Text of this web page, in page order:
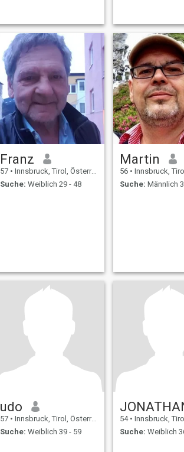
Franz
57 • Innsbruck, Tirol, Österreich
Suche: Weiblich 29 - 48
Martin
56 • Innsbruck, Tirol,
Suche: Männlich
udo
57 • Innsbruck, Tirol, Österreich
Suche: Weiblich 39 - 59
54 • Innsbruck, Tirol,
Suche: Weiblich